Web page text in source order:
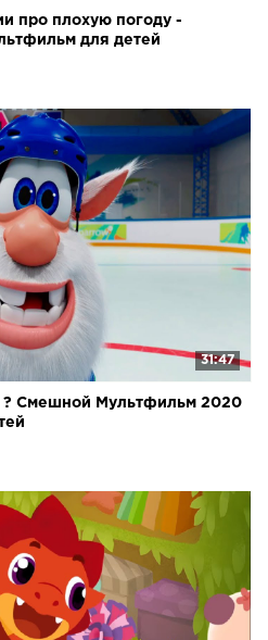
про плохую погоду -
для детей
31:47
? Смешной Мультфильм 2020